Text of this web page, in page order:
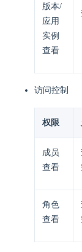
版本/
应用
实例
查看
访问控制
权限
成员
查看
角色
查看